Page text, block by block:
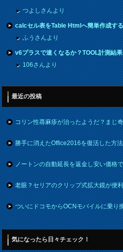
つよしさんより
calcセル表をTable Htmlへ簡単作成す
ふうさんより
v6プラスで速くなるか？TOOL計測結
106さんより
最近の投稿
コリン性蕁麻疹が治ったようだ？まじ
勝手に消えたOffice2016を復活した方法
ノートンの自動延長を返金し安い価格
老眼？セリアのクリップ式拡大鏡が便
ついにドコモからOCNモバイルに乗り
気になったら日々チェック！